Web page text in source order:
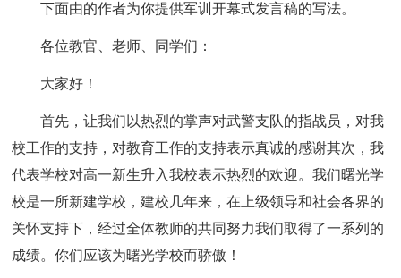
下面由的作者为你提供军训开幕式发言稿的写法。
各位教官、老师、同学们：
大家好！
首先，让我们以热烈的掌声对武警支队的指战员，对我
校工作的支持，对教育工作的支持表示真诚的感谢其次，我
代表学校对高一新生升入我校表示热烈的欢迎。我们曙光学
校是一所新建学校，建校几年来，在上级领导和社会各界的
关怀支持下，经过全体教师的共同努力我们取得了一系列的
成绩。你们应该为曙光学校而骄傲！